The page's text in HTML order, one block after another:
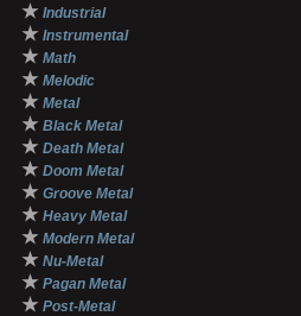
★ Industrial
★ Instrumental
★ Math
★ Melodic
★ Metal
★ Black Metal
★ Death Metal
★ Doom Metal
★ Groove Metal
★ Heavy Metal
★ Modern Metal
★ Nu-Metal
★ Pagan Metal
★ Post-Metal